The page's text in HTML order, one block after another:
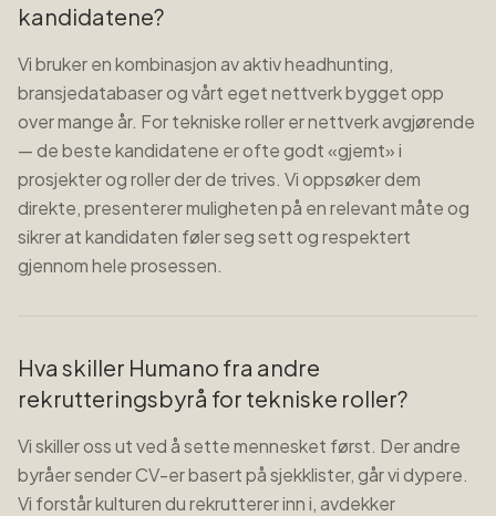
kandidatene?
Vi bruker en kombinasjon av aktiv headhunting,
bransjedatabaser og vårt eget nettverk bygget opp
over mange år. For tekniske roller er nettverk avgjørende
— de beste kandidatene er ofte godt «gjemt» i
prosjekter og roller der de trives. Vi oppsøker dem
direkte, presenterer muligheten på en relevant måte og
sikrer at kandidaten føler seg sett og respektert
gjennom hele prosessen.
Hva skiller Humano fra andre
rekrutteringsbyrå for tekniske roller?
Vi skiller oss ut ved å sette mennesket først. Der andre
byråer sender CV-er basert på sjekklister, går vi dypere.
Vi forstår kulturen du rekrutterer inn i, avdekker